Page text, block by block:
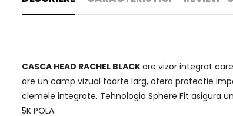
CASCA HEAD RACHEL BLACKare vizor integrat
are un camp vizual foarte larg, ofera protectie
clemele integrate. Tehnologia Sphere Fit asigura
5K POLA.